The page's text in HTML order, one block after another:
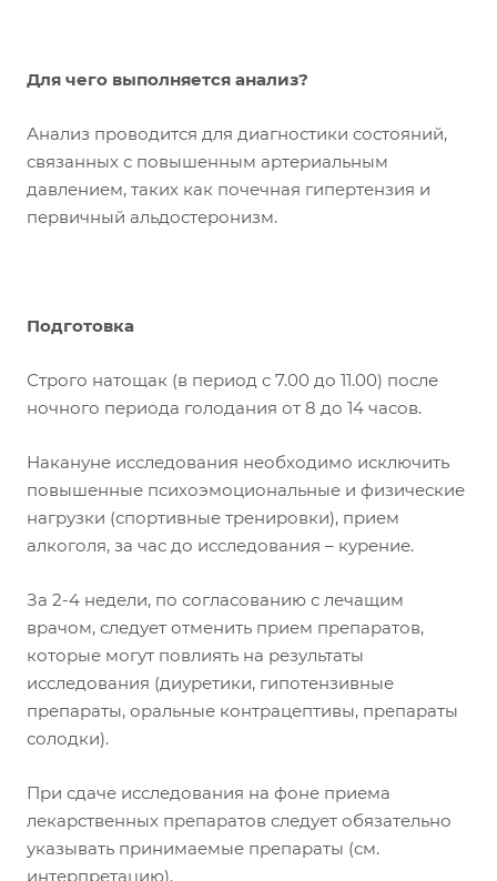
Для чего выполняется анализ?
Анализ проводится для диагностики состояний,
связанных с повышенным артериальным
давлением, таких как почечная гипертензия и
первичный альдостеронизм.
Подготовка
Строго натощак (в период с 7.00 до 11.00) после
ночного периода голодания от 8 до 14 часов.
Накануне исследования необходимо исключить
повышенные психоэмоциональные и физические
нагрузки (спортивные тренировки), прием
алкоголя, за час до исследования – курение.
За 2-4 недели, по согласованию с лечащим
врачом, следует отменить прием препаратов,
которые могут повлиять на результаты
исследования (диуретики, гипотензивные
препараты, оральные контрацептивы, препараты
солодки).
При сдаче исследования на фоне приема
лекарственных препаратов следует обязательно
указывать принимаемые препараты (см.
интерпретацию).